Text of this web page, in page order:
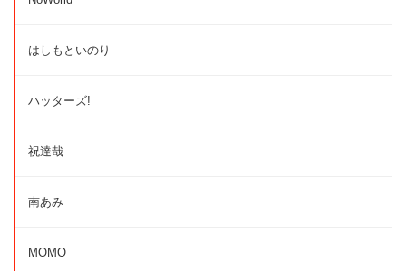
はしもといのり
ハッターズ!
祝達哉
南あみ
MOMO